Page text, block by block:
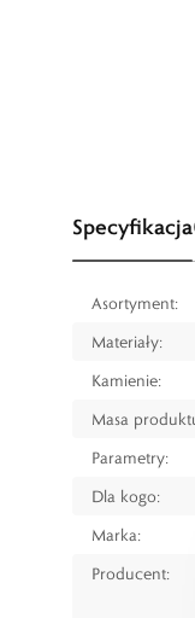
Specyfikacja
Asortyment:
Materiały:
Kamienie:
Masa
Parametry:
Dla kogo:
Marka:
Producent: